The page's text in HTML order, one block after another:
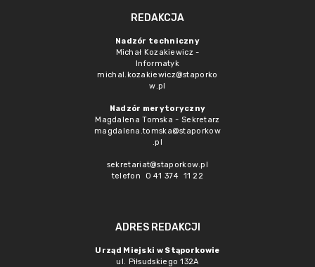
REDAKCJA
Nadzór techniczny
Michał Kozakiewicz -
Informatyk
michal.kozakiewicz@staporko
w.pl
Nadzór merytoryczny
Magdalena Tomska - Sekretarz
magdalena.tomska@staporkow
.pl
sekretariat@staporkow.pl
telefon 0 41 374 11 22
ADRES REDAKCJI
Urząd Miejski w Stąporkowie
ul. Piłsudskiego 132A